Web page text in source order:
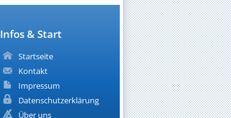
Infos & Start
Startseite
Kontakt
Impressum
Datenschutzerklärung
Über uns